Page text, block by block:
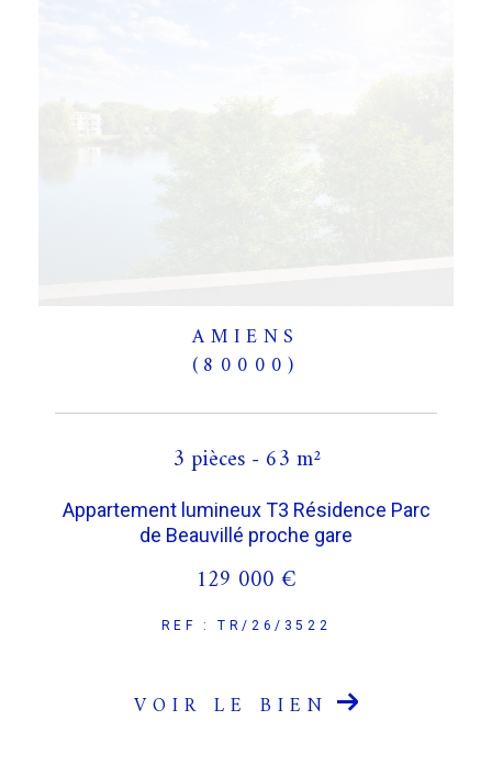
AMIENS
(80000)
3 pièces - 63 m²
Appartement lumineux T3 Résidence Parc
de Beauvillé proche gare
129 000 €
REF : TR/26/3522
VOIR LE BIEN